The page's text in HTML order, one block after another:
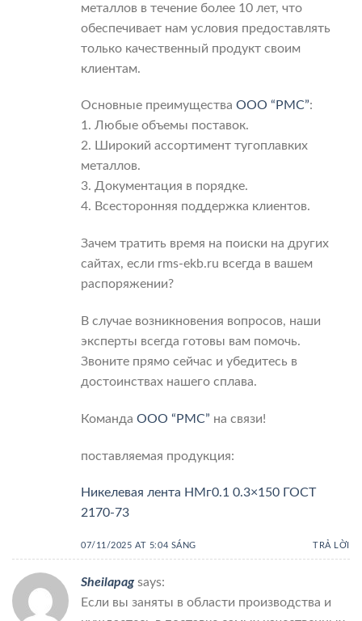
металлов в течение более 10 лет, что
обеспечивает нам условия предоставлять
только качественный продукт своим
клиентам.
Основные преимущества ООО “РМС”:
1. Любые объемы поставок.
2. Широкий ассортимент тугоплавких
металлов.
3. Документация в порядке.
4. Всесторонняя поддержка клиентов.
Зачем тратить время на поиски на других
сайтах, если rms-ekb.ru всегда в вашем
распоряжении?
В случае возникновения вопросов, наши
эксперты всегда готовы вам помочь.
Звоните прямо сейчас и убедитесь в
достоинствах нашего сплава.
Команда ООО “РМС” на связи!
поставляемая продукция:
Никелевая лента НМг0.1 0.3×150 ГОСТ
2170-73
07/11/2025 AT 5:04 SÁNG TRẢ LỜI
Sheilapag says:
Если вы заняты в области производства и